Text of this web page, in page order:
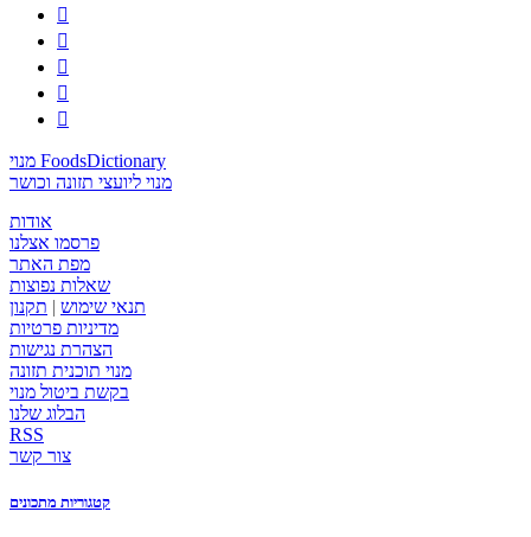





מנוי FoodsDictionary
מנוי ליועצי תזונה וכושר
אודות
פרסמו אצלנו
מפת האתר
שאלות נפוצות
תנאי שימוש | תקנון
מדיניות פרטיות
הצהרת נגישות
מנוי תוכנית תזונה
בקשת ביטול מנוי
הבלוג שלנו
RSS
צור קשר
קטגוריות מתכונים